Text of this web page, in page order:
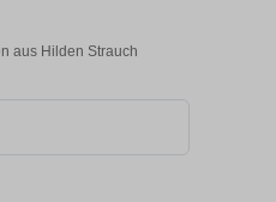
aus Hilden Strauch